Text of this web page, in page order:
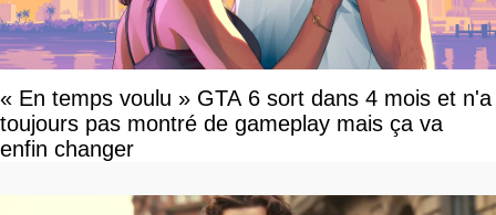
« En temps voulu » GTA 6 sort dans 4 mois et n'a
toujours pas montré de gameplay mais ça va
enfin changer